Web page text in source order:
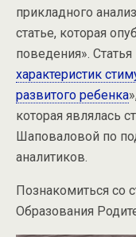
прикладного
статье, которая
поведения».
характеристик
развитого ребенка
которая являлась
Шаповаловой по
аналитиков.
Познакомиться со
Образования